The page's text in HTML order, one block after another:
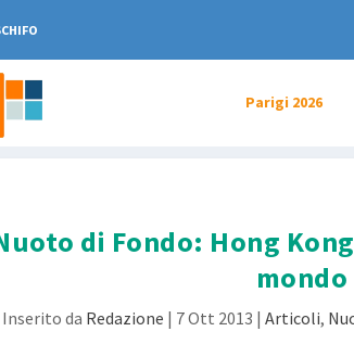
Parigi 2026
di Fondo: Hong
mondo
Inserito da Redazione | 7 Ott 2013 | Articoli,